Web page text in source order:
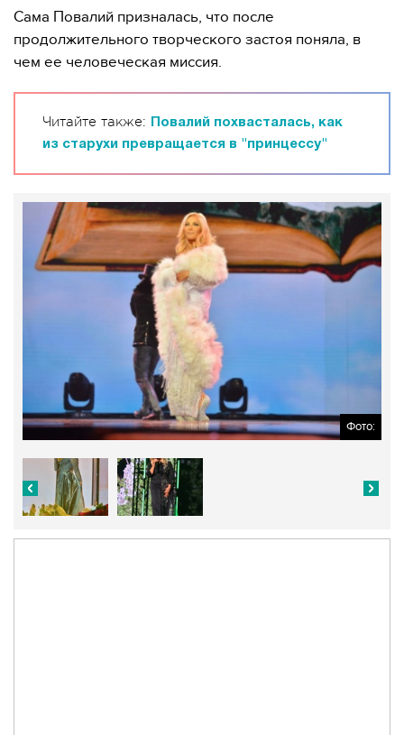
Сама Повалий призналась, что после
продолжительного творческого застоя поняла, в
чем ее человеческая миссия.
Читайте также:
Повалий похвасталась, как
из старухи превращается в "принцессу"
Фото: